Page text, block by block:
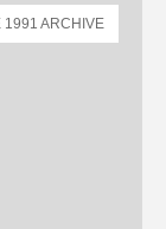
1991 ARCHIVE